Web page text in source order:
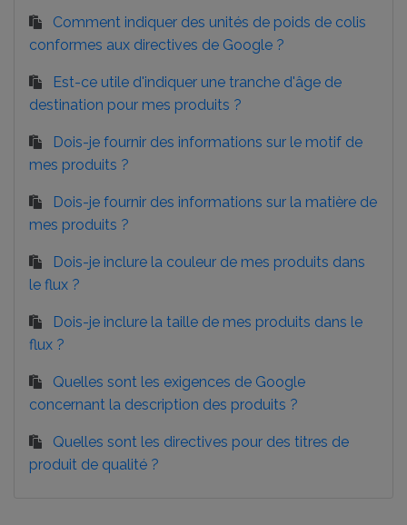
Comment indiquer des unités de poids de colis
conformes aux directives de Google ?
Est-ce utile d'indiquer une tranche d'âge de
destination pour mes produits ?
Dois-je fournir des informations sur le motif de
mes produits ?
Dois-je fournir des informations sur la matière de
mes produits ?
Dois-je inclure la couleur de mes produits dans
le flux ?
Dois-je inclure la taille de mes produits dans le
flux ?
Quelles sont les exigences de Google
concernant la description des produits ?
Quelles sont les directives pour des titres de
produit de qualité ?